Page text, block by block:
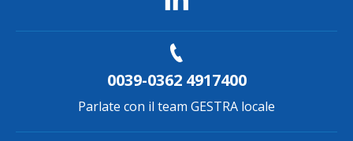
0039-0362 4917400
Parlate con il team GESTRA locale